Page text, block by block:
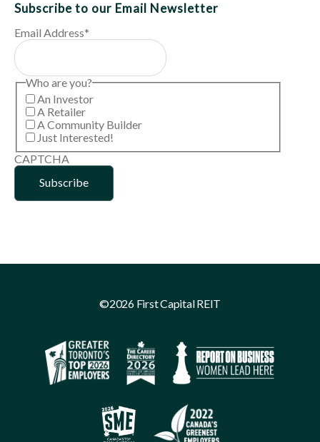
Subscribe to our Email Newsletter
Email Address*
Who are you?
An Investor
A Retailer
A Community Builder
Just Interested!
CAPTCHA
©2026 First Capital REIT